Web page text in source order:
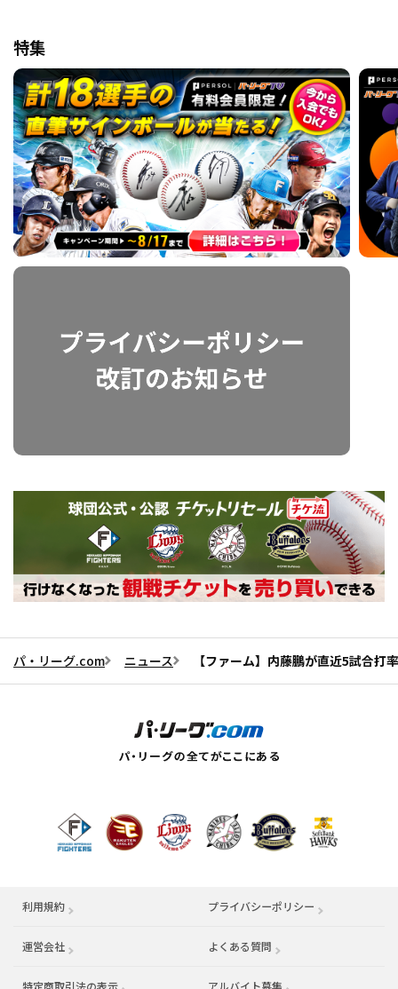
特集
パ・リーグ.com ニュース 【ファーム】内藤鵬が直近5試合
利用規約 プライバシーポリシー
運営会社 （別ウィンドウで開く） よくある質問